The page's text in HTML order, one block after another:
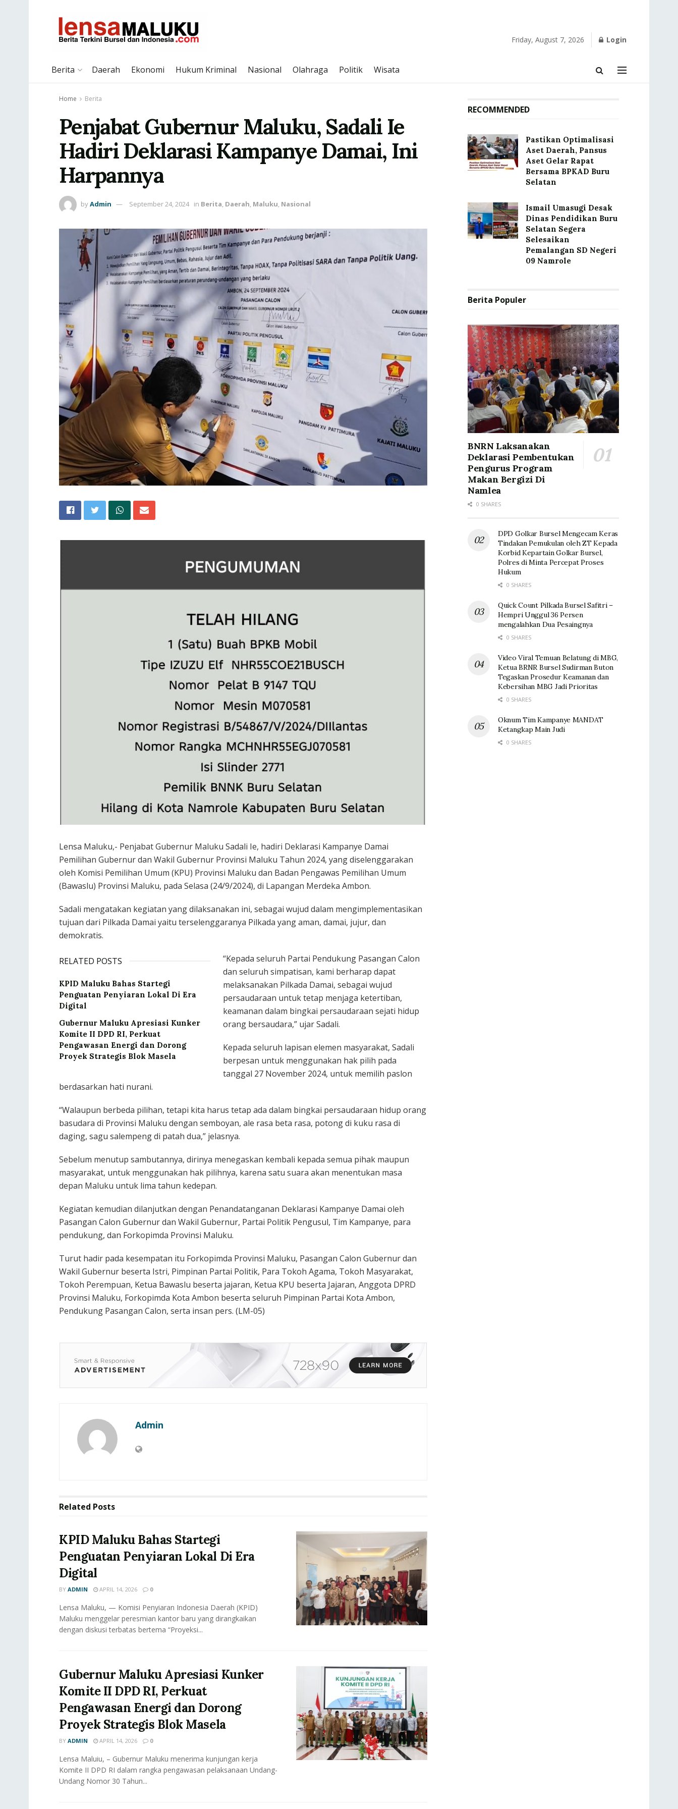
Friday, August 7, 2026 Login
Berita Daerah Ekonomi Hukum Kriminal Nasional Olahraga Politik Wisata
Home Berita
Penjabat Gubernur Maluku, Sadali Ie
Hadiri Deklarasi Kampanye Damai, Ini
Harpannya
byAdmin September 24, 2024 in Berita, Daerah, Maluku, Nasional
Lensa Maluku,- Penjabat Gubernur Maluku Sadali Ie, hadiri Deklarasi Kampanye Damai
Pemilihan Gubernur dan Wakil Gubernur Provinsi Maluku Tahun 2024, yang diselenggarakan
oleh Komisi Pemilihan Umum (KPU) Provinsi Maluku dan Badan Pengawas Pemilihan Umum
(Bawaslu) Provinsi Maluku, pada Selasa (24/9/2024), di Lapangan Merdeka Ambon.
Sadali mengatakan kegiatan yang dilaksanakan ini, sebagai wujud dalam mengimplementasikan
tujuan dari Pilkada Damai yaitu terselenggaranya Pilkada yang aman, damai, jujur, dan
demokratis.
RELATED POSTS
KPID Maluku Bahas Startegi
Penguatan Penyiaran Lokal Di Era
Digital
Gubernur Maluku Apresiasi Kunker
Komite II DPD RI, Perkuat
Pengawasan Energi dan Dorong
Proyek Strategis Blok Masela
“Kepada seluruh Partai Pendukung Pasangan Calon
dan seluruh simpatisan, kami berharap dapat
melaksanakan Pilkada Damai, sebagai wujud
persaudaraan untuk tetap menjaga ketertiban,
keamanan dalam bingkai persaudaraan sejati hidup
orang bersaudara,” ujar Sadali.
Kepada seluruh lapisan elemen masyarakat, Sadali
berpesan untuk menggunakan hak pilih pada
tanggal 27 November 2024, untuk memilih paslon
berdasarkan hati nurani.
“Walaupun berbeda pilihan, tetapi kita harus tetap ada dalam bingkai persaudaraan hidup orang
basudara di Provinsi Maluku dengan semboyan, ale rasa beta rasa, potong di kuku rasa di
daging, sagu salempeng di patah dua,” jelasnya.
Sebelum menutup sambutannya, dirinya menegaskan kembali kepada semua pihak maupun
masyarakat, untuk menggunakan hak pilihnya, karena satu suara akan menentukan masa
depan Maluku untuk lima tahun kedepan.
Kegiatan kemudian dilanjutkan dengan Penandatanganan Deklarasi Kampanye Damai oleh
Pasangan Calon Gubernur dan Wakil Gubernur, Partai Politik Pengusul, Tim Kampanye, para
pendukung, dan Forkopimda Provinsi Maluku.
Turut hadir pada kesempatan itu Forkopimda Provinsi Maluku, Pasangan Calon Gubernur dan
Wakil Gubernur beserta Istri, Pimpinan Partai Politik, Para Tokoh Agama, Tokoh Masyarakat,
Tokoh Perempuan, Ketua Bawaslu beserta jajaran, Ketua KPU beserta Jajaran, Anggota DPRD
Provinsi Maluku, Forkopimda Kota Ambon beserta seluruh Pimpinan Partai Kota Ambon,
Pendukung Pasangan Calon, serta insan pers. (LM-05)
Admin
Related Posts
KPID Maluku Bahas Startegi
Penguatan Penyiaran Lokal Di Era
Digital
BY ADMIN APRIL 14, 2026 0
Lensa Maluku, — Komisi Penyiaran Indonesia Daerah (KPID)
Maluku menggelar peresmian kantor baru yang dirangkaikan
dengan diskusi terbatas bertema “Proyeksi...
Gubernur Maluku Apresiasi Kunker
Komite II DPD RI, Perkuat
Pengawasan Energi dan Dorong
Proyek Strategis Blok Masela
BY ADMIN APRIL 14, 2026 0
Lensa Maluiu, – Gubernur Maluku menerima kunjungan kerja
Komite II DPD RI dalam rangka pengawasan pelaksanaan Undang-
Undang Nomor 30 Tahun...
RECOMMENDED
Pastikan Optimalisasi
Aset Daerah, Pansus
Aset Gelar Rapat
Bersama BPKAD Buru
Selatan
Ismail Umasugi Desak
Dinas Pendidikan Buru
Selatan Segera
Selesaikan
Pemalangan SD Negeri
09 Namrole
Berita Populer
BNRN Laksanakan
Deklarasi Pembentukan
Pengurus Program
Makan Bergizi Di
Namlea
0 SHARES
DPD Golkar Bursel Mengecam Keras
Tindakan Pemukulan oleh ZT Kepada
Korbid Kepartain Golkar Bursel,
Polres di Minta Percepat Proses
Hukum
0 SHARES
Quick Count Pilkada Bursel Safitri –
Hempri Unggul 36 Persen
mengalahkan Dua Pesaingnya
0 SHARES
Video Viral Temuan Belatung di MBG,
Ketua BRNR Bursel Sudirman Buton
Tegaskan Prosedur Keamanan dan
Kebersihan MBG Jadi Prioritas
0 SHARES
Oknum Tim Kampanye MANDAT
Ketangkap Main Judi
0 SHARES